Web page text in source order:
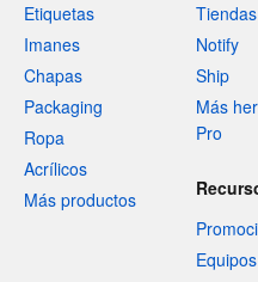
Etiquetas
Imanes
Chapas
Packaging
Ropa
Acrílicos
Más productos
Tiendas
Notify
Ship
Más
Pro
Equipos